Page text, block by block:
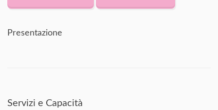
Presentazione
Servizi e Capacità